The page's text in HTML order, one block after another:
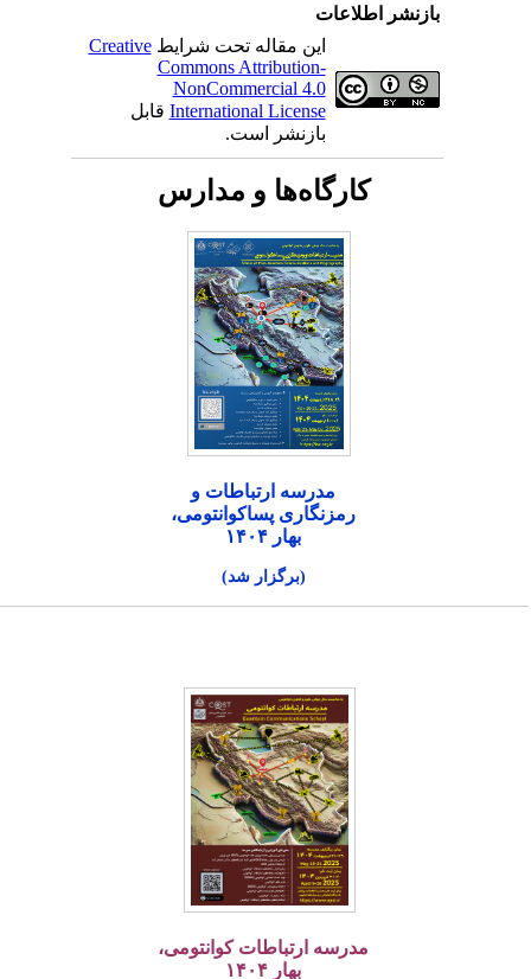
بازنشر اطلاعات
این مقاله تحت شرایطCreative
Commons Attribution-
NonCommercial 4.0
International Licenseقابل
بازنشر است.
کارگاه‌ها و مدارس
مدرسه ارتباطات و
رمزنگاری پساکوانتومی،
بهار ۱۴۰۴
(برگزار شد)
مدرسه ارتباطات کوانتومی،
بهار ۱۴۰۴